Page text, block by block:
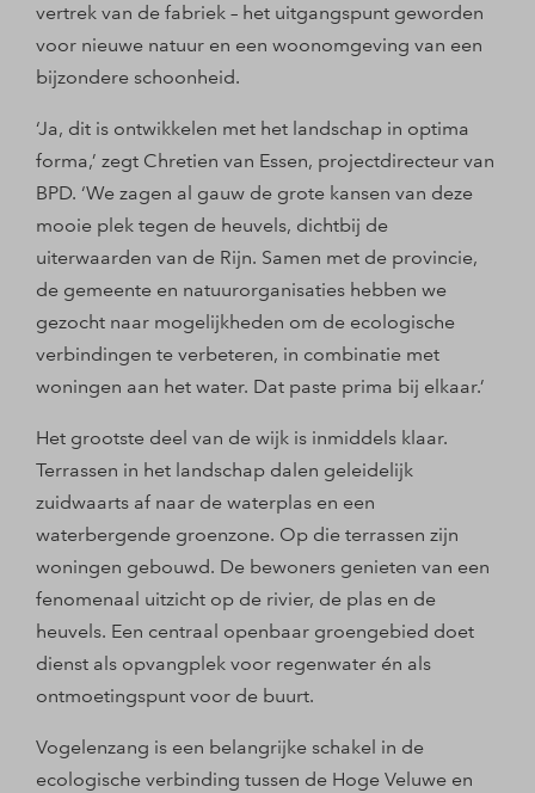
vertrek van de fabriek – het uitgangspunt geworden
voor nieuwe natuur en een woonomgeving van een
bijzondere schoonheid.
‘Ja, dit is ontwikkelen met het landschap in optima
forma,’ zegt Chretien van Essen, projectdirecteur van
BPD. ‘We zagen al gauw de grote kansen van deze
mooie plek tegen de heuvels, dichtbij de
uiterwaarden van de Rijn. Samen met de provincie,
de gemeente en natuurorganisaties hebben we
gezocht naar mogelijkheden om de ecologische
verbindingen te verbeteren, in combinatie met
woningen aan het water. Dat paste prima bij elkaar.’
Het grootste deel van de wijk is inmiddels klaar.
Terrassen in het landschap dalen geleidelijk
zuidwaarts af naar de waterplas en een
waterbergende groenzone. Op die terrassen zijn
woningen gebouwd. De bewoners genieten van een
fenomenaal uitzicht op de rivier, de plas en de
heuvels. Een centraal openbaar groengebied doet
dienst als opvangplek voor regenwater én als
ontmoetingspunt voor de buurt.
Vogelenzang is een belangrijke schakel in de
ecologische verbinding tussen de Hoge Veluwe en